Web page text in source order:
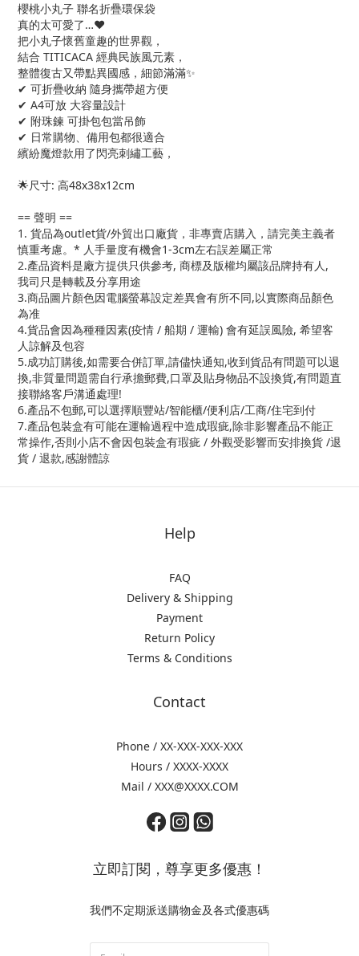
櫻桃小丸子 聯名折疊環保袋
真的太可愛了…❤️
把小丸子懷舊童趣的世界觀，
結合 TITICACA 經典民族風元素，
整體復古又帶點異國感，細節滿滿✨
✔ 可折疊收納 隨身攜帶超方便
✔ A4可放 大容量設計
✔ 附珠鍊 可掛包包當吊飾
✔ 日常購物、備用包都很適合
繽紛魔燈款用了閃亮刺繡工藝，
🌟尺寸: 高48x38x12cm
== 聲明 ==
1. 貨品為outlet貨/外貿出口廠貨，非專賣店購入，請完美主義者
慎重考慮。* 人手量度有機會1-3cm左右誤差屬正常
2.產品資料是廠方提供只供參考, 商標及版權均屬該品牌持有人,
我司只是轉載及分享用途
3.商品圖片顏色因電腦螢幕設定差異會有所不同,以實際商品顏色
為准
4.貨品會因為種種因素(疫情 / 船期 / 運輸) 會有延誤風險, 希望客
人諒解及包容
5.成功訂購後,如需要合併訂單,請儘快通知,收到貨品有問題可以退
換,非質量問題需自行承擔郵費,口罩及貼身物品不設換貨,有問題直
接聯絡客戶溝通處理!
6.產品不包郵,可以選擇順豐站/智能櫃/便利店/工商/住宅到付
7.產品包裝盒有可能在運輸過程中造成瑕疵,除非影響產品不能正
常操作,否則小店不會因包裝盒有瑕疵 / 外觀受影響而安排換貨 /退
貨 / 退款,感謝體諒
Help
FAQ
Delivery & Shipping
Payment
Return Policy
Terms & Conditions
Contact
Phone / XX-XXX-XXX-XXX
Hours / XXXX-XXXX
Mail / XXX@XXXX.COM
立即訂閱，尊享更多優惠！
我們不定期派送購物金及各式優惠碼